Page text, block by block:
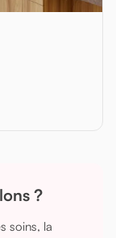
?
soins, la